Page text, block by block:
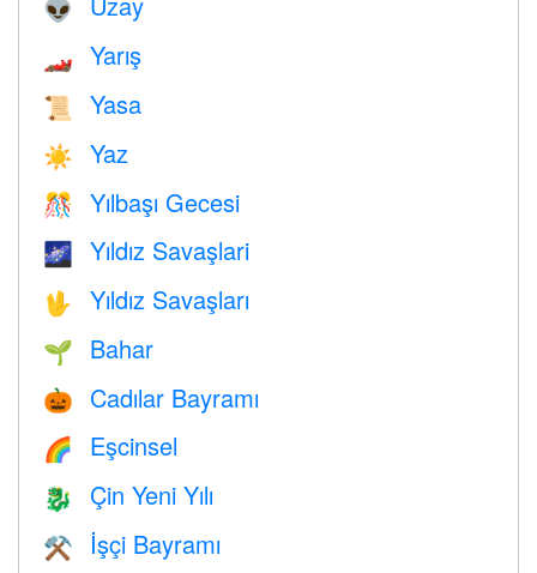
👽
🏎 Yarış
📜 Yasa
☀️ Yaz
🎊 Yılbaşı Gecesi
🌌 Yıldız Savaşlari
🖖 Yıldız Savaşları
🌱 Bahar
🎃 Cadılar Bayramı
🌈 Eşcinsel
🐉 Çin Yeni Yılı
⚒️ İşçi Bayramı